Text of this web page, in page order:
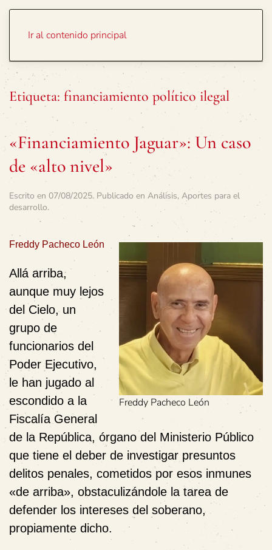
Ir al contenido principal
Etiqueta: financiamiento político ilegal
«Financiamiento Jaguar»: Un caso
de «alto nivel»
Escrito en 07/08/2025. Publicado en Análisis, Aportes para el
desarrollo.
Freddy Pacheco León
Freddy Pacheco León
Allá arriba,
aunque muy lejos
del Cielo, un
grupo de
funcionarios del
Poder Ejecutivo,
le han jugado al
escondido a la
Fiscalía General
de la República, órgano del Ministerio Público
que tiene el deber de investigar presuntos
delitos penales, cometidos por esos inmunes
«de arriba», obstaculizándole la tarea de
defender los intereses del soberano,
propiamente dicho.